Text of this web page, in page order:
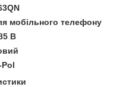
мобільного телефону
В